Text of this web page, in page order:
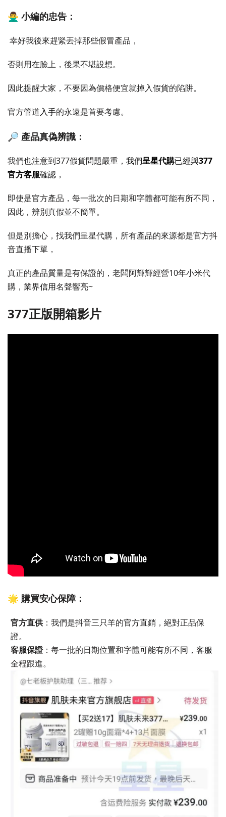
🙅‍♂️ 小編的忠告：
幸好我後來趕緊丟掉那些假冒產品，
否則用在臉上，後果不堪設想。
因此提醒大家，不要因為價格便宜就掉入假貨的陷阱。
官方管道入手的永遠是首要考慮。
🔎 產品真偽辨識：
我們也注意到377假貨問題嚴重， 我們呈星代購已經與377
官方客服確認，
即使是官方產品，每一批次的日期和字體都可能有所不同，
因此，辨別真假並不簡單。
但是別擔心，找我們呈星代購，所有產品的來源都是官方抖
音直播下單，
真正的產品質量是有保證的，老闆阿輝輝經營10年小米代
購，業界信用名聲響亮~
377正版開箱影片
🌟 購買安心保障：
官方直供 ：我們是抖音三只羊的官方直銷，絕對正品保
證。
客服保證：每一批的日期位置和字體可能有所不同，客服
全程跟進。